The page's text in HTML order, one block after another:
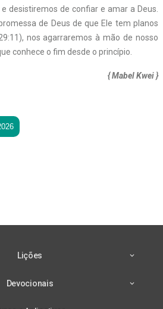
desistiremos de confiar e amar a Deus.
de Deus de que Ele tem planos
nos agarraremos à mão de nosso
conhece o fim desde o princípio.
{ Mabel Kwei }
Lições
Devocionais